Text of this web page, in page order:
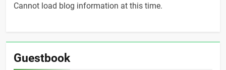
Cannot load blog information at this time.
Guestbook